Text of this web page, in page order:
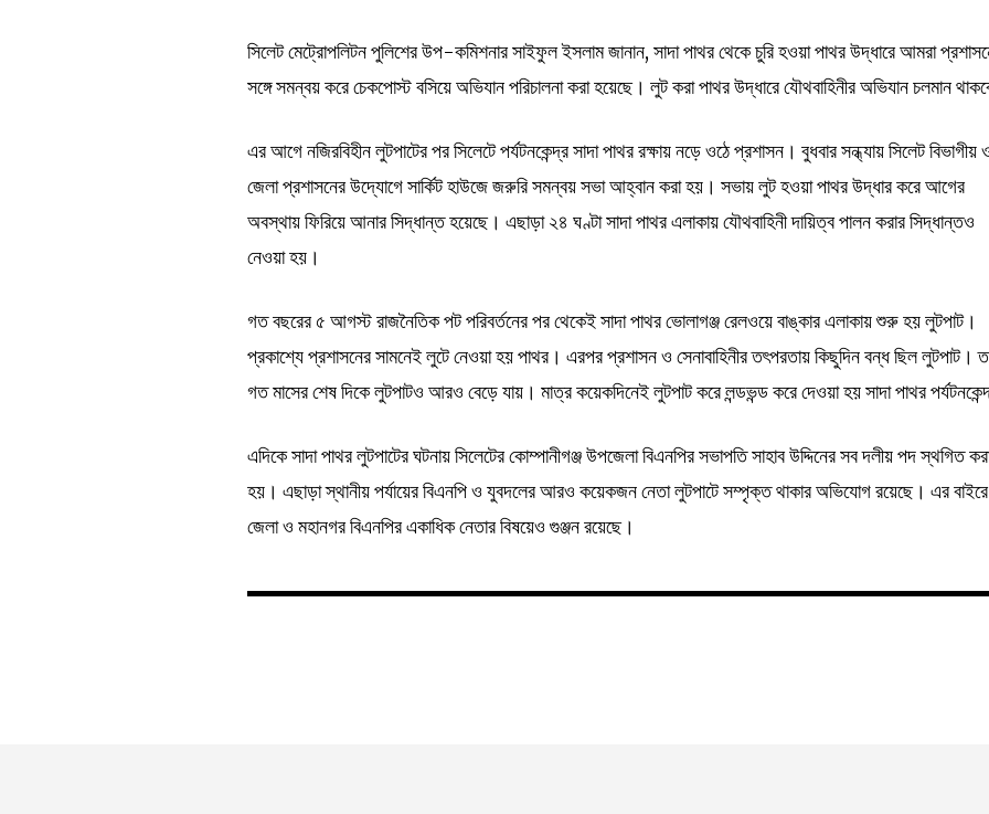
সিলেট মেট্রোপলিটন পুলিশের উপ-কমিশনার সাইফুল ইসলাম জানান, সাদা পাথর থেকে চুরি হওয়া পাথর উদ্ধারে আমরা
সঙ্গে সমন্বয় করে চেকপোস্ট বসিয়ে অভিযান পরিচালনা করা হয়েছে। লুট করা পাথর উদ্ধারে যৌথবাহিনীর অভিযান চলমান
এর আগে নজিরবিহীন লুটপাটের পর সিলেটে পর্যটনকেন্দ্র সাদা পাথর রক্ষায় নড়ে ওঠে প্রশাসন। বুধবার সন্ধ্যায় সিলেট বিভাগীয়
জেলা প্রশাসনের উদ্যোগে সার্কিট হাউজে জরুরি সমন্বয় সভা আহ্বান করা হয়। সভায় লুট হওয়া পাথর উদ্ধার করে আগের
অবস্থায় ফিরিয়ে আনার সিদ্ধান্ত হয়েছে। এছাড়া ২৪ ঘণ্টা সাদা পাথর এলাকায় যৌথবাহিনী দায়িত্ব পালন করার সিদ্ধান্তও
নেওয়া হয়।
গত বছরের ৫ আগস্ট রাজনৈতিক পট পরিবর্তনের পর থেকেই সাদা পাথর ভোলাগঞ্জ রেলওয়ে বাঙ্কার এলাকায় শুরু হয় লুটপাট।
প্রকাশ্যে প্রশাসনের সামনেই লুটে নেওয়া হয় পাথর। এরপর প্রশাসন ও সেনাবাহিনীর তৎপরতায় কিছুদিন বন্ধ ছিল লুটপাট।
গত মাসের শেষ দিকে লুটপাটও আরও বেড়ে যায়। মাত্র কয়েকদিনেই লুটপাট করে লন্ডভন্ড করে দেওয়া হয় সাদা পাথর
এদিকে সাদা পাথর লুটপাটের ঘটনায় সিলেটের কোম্পানীগঞ্জ উপজেলা বিএনপির সভাপতি সাহাব উদ্দিনের সব দলীয় পদ স্থগিত
হয়। এছাড়া স্থানীয় পর্যায়ের বিএনপি ও যুবদলের আরও কয়েকজন নেতা লুটপাটে সম্পৃক্ত থাকার অভিযোগ রয়েছে। এর বাইরে
জেলা ও মহানগর বিএনপির একাধিক নেতার বিষয়েও গুঞ্জন রয়েছে।